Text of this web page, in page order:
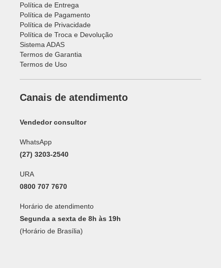
Política de Entrega
Política de Pagamento
Política de Privacidade
Política de Troca e Devolução
Sistema ADAS
Termos de Garantia
Termos de Uso
Canais de atendimento
Vendedor consultor
WhatsApp
(27) 3203-2540
URA
0800 707 7670
Horário de atendimento
Segunda a sexta de 8h às 19h
(Horário de Brasília)